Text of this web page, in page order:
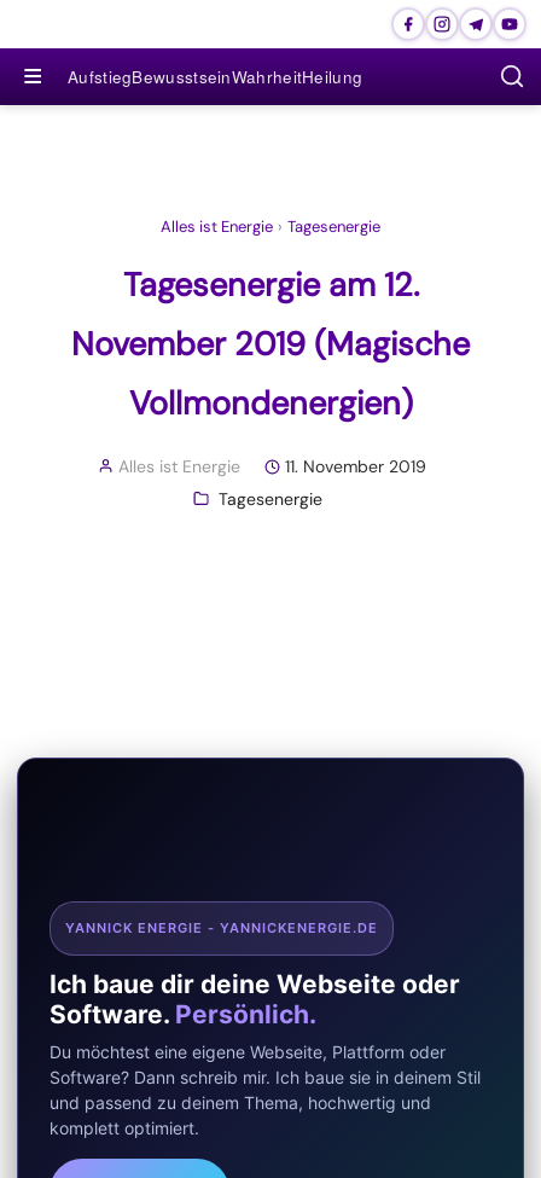
≡ AufstiegBewusstseinWahrheitHeilung
Alles ist Energie › Tagesenergie
Tagesenergie am 12.
November 2019 (Magische
Vollmondenergien)
Alles ist Energie
11. November 2019
Tagesenergie
YANNICK ENERGIE - YANNICKENERGIE.DE
Ich baue dir deine Webseite oder
Software. Persönlich.
Du möchtest eine eigene Webseite, Plattform oder
Software? Dann schreib mir. Ich baue sie in deinem Stil
und passend zu deinem Thema, hochwertig und
komplett optimiert.